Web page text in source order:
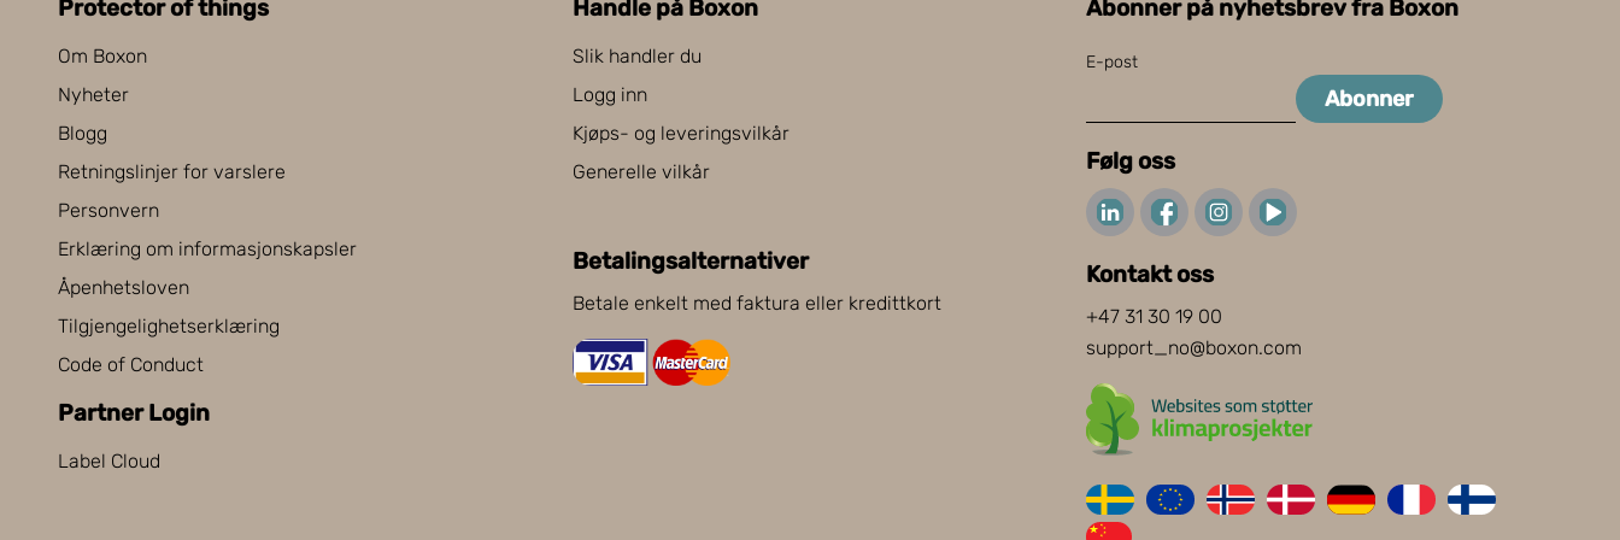
Protector of things
Om Boxon
Nyheter
Blogg
Retningslinjer for varslere
Personvern
Erklæring om informasjonskapsler
Åpenhetsloven
Tilgjengelighetserklæring
Code of Conduct
Partner Login
Label Cloud
Handle på Boxon
Slik handler du
Logg inn
Kjøps- og leveringsvilkår
Generelle vilkår
Betalingsalternativer
Betale enkelt med faktura eller kredittkort
Abonner på nyhetsbrev fra Boxon
E-post
Abonner
Følg oss
Kontakt oss
+47 31 30 19 00
support_no@boxon.com